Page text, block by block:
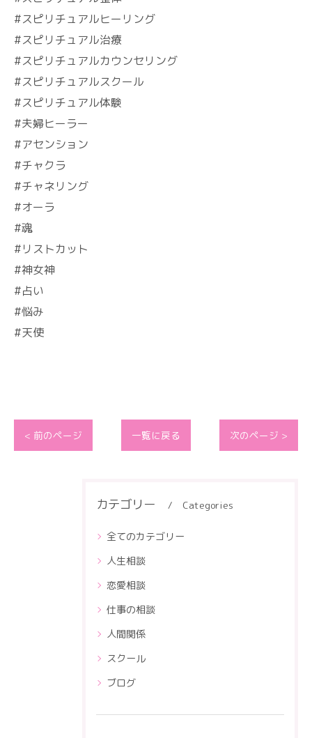
#スピリチュアルヒーリング
#スピリチュアル治療
#スピリチュアルカウンセリング
#スピリチュアルスクール
#スピリチュアル体験
#夫婦ヒーラー
#アセンション
#チャクラ
#チャネリング
#オーラ
#魂
#リストカット
#神女神
#占い
#悩み
#天使
< 前のページ 一覧に戻る 次のページ >
カテゴリー Categories
全てのカテゴリー
人生相談
恋愛相談
仕事の相談
人間関係
スクール
ブログ